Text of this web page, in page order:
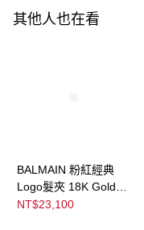
其他人也在看
BALMAIN 粉紅經典
Logo髮夾 18K Gold
Plated Leather
NT$23,100